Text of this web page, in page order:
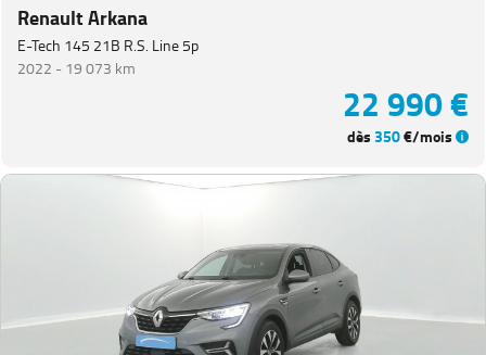
Renault Arkana
E-Tech 145 21B R.S. Line 5p
2022 - 19 073 km
22 990 €
dès350€/mois